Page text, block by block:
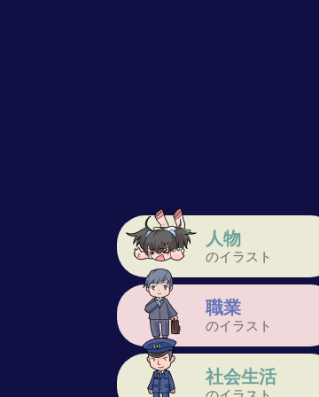
人物
のイラスト
職業
のイラスト
社会生活